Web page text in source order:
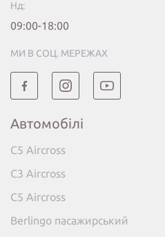
Нд:
09:00-18:00
МИ В СОЦ. МЕРЕЖАХ
Автомобілі
C5 Aircross
C3 Aircross
C5 Aircross
Berlingo пасажирський